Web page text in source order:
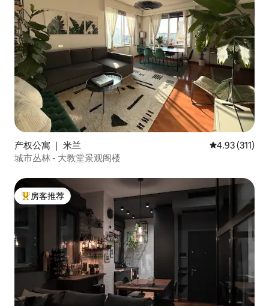
产权公寓 ｜ 米兰 平均评分 4.93
4.93 (311)
城市丛林 - 大教堂景观阁楼
热门「房客推荐」
房客推荐